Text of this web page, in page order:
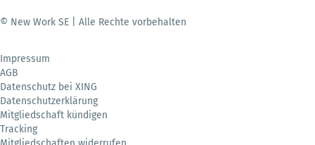
© New Work SE | Alle Rechte vorbehalten
Impressum
AGB
Datenschutz bei XING
Datenschutzerklärung
Mitgliedschaft kündigen
Tracking